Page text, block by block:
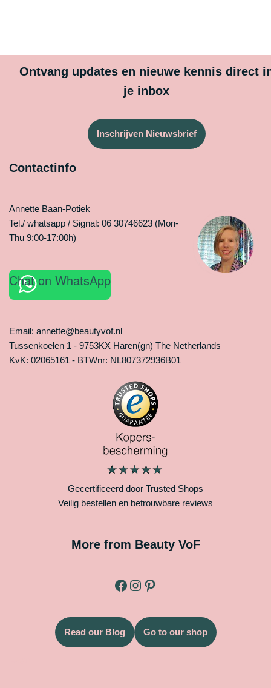
Ontvang updates en nieuwe kennis direct
je inbox
Inschrijven Nieuwsbrief
Contactinfo
Annette Baan-Potiek
Tel./ whatsapp / Signal: 06 30746623 (Mon-
Thu 9:00-17:00h)
Chat on WhatsApp
Email: annette@beautyvof.nl
Tussenkoelen 1 - 9753KX Haren(gn) The Netherlands
KvK: 02065161 - BTWnr: NL807372936B01
Gecertificeerd door Trusted Shops
Veilig bestellen en betrouwbare reviews
More from Beauty VoF
Read our Blog Go to our shop